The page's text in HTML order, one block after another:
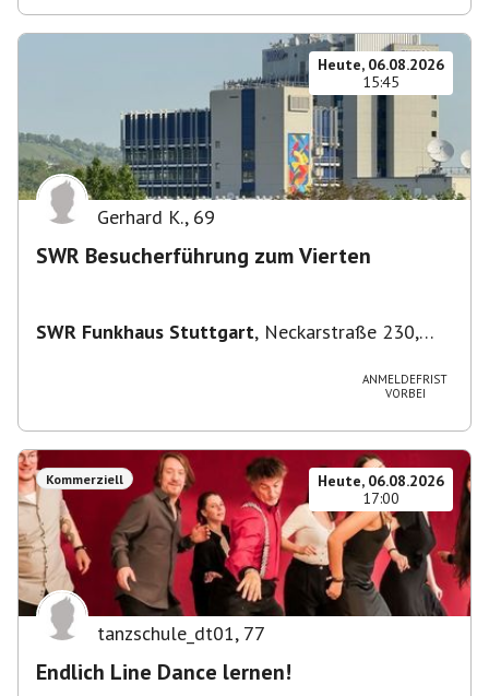
Heute, 06.08.2026
15:45
Gerhard K., 69
SWR Besucherführung zum Vierten
SWR Funkhaus Stuttgart, Neckarstraße 230,
ANMELDEFRIST
VORBEI
Kommerziell
Heute, 06.08.2026
17:00
tanzschule_dt01, 77
Endlich Line Dance lernen!